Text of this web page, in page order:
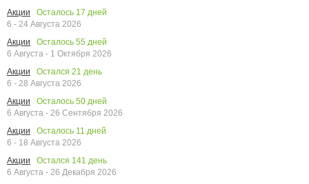
Акции
Осталось 17 дней
6 - 24 Августа 2026
Акции
Осталось 55 дней
6 Августа - 1 Октября 2026
Акции
Остался 21 день
6 - 28 Августа 2026
Акции
Осталось 50 дней
6 Августа - 26 Сентября 2026
Акции
Осталось 11 дней
6 - 18 Августа 2026
Акции
Остался 141 день
6 Августа - 26 Декабря 2026